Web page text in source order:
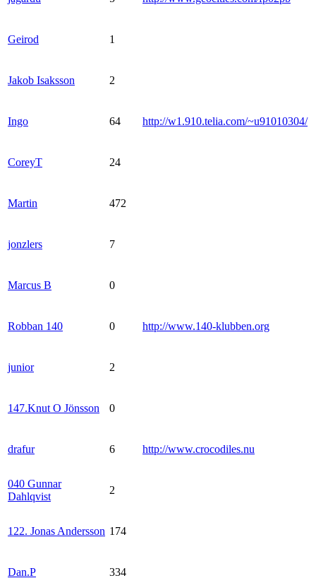
Geirod 1
Jakob Isaksson 2
Ingo 64 http://w1.910.telia.com/~u91010304/
CoreyT 24
Martin 472
jonzlers 7
Marcus B 0
Robban 140 0 http://www.140-klubben.org
junior 2
147.Knut O Jönsson 0
drafur 6 http://www.crocodiles.nu
040 Gunnar
Dahlqvist
2
122. Jonas Andersson 174
Dan.P 334